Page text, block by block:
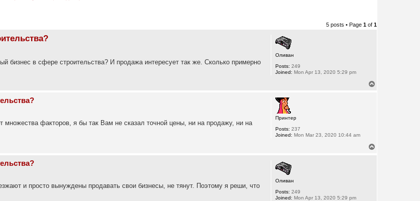
5 posts • Page 1 of 1
Оливан
Posts: 249
Joined: Mon Apr 13, 2020 5:29 pm
бизнес в сфере строительства? И продажа интересует так же. Сколько примерно
Принтер
Posts: 237
Joined: Mon Mar 23, 2020 10:44 am
множества факторов, я бы так Вам не сказал точной цены, ни на продажу, ни на
Оливан
Posts: 249
Joined: Mon Apr 13, 2020 5:29 pm
и просто вынуждены продавать свои бизнесы, не тянут. Поэтому я реши, что